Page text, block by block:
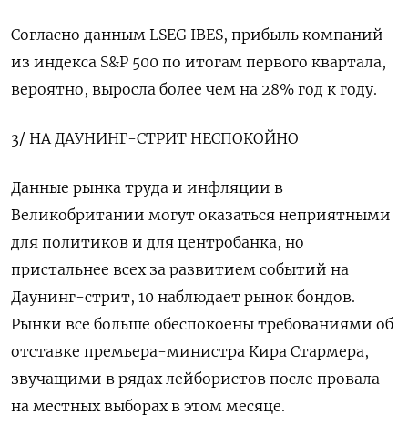
Согласно данным LSEG IBES, прибыль компаний
из индекса S&P 500 по итогам первого квартала,
вероятно, выросла более чем на 28% год к году.
3/ НА ДАУНИНГ-СТРИТ НЕСПОКОЙНО
Данные рынка ‌труда и инфляции в
Великобритании могут оказаться неприятными
для политиков и для центробанка, но
пристальнее всех за развитием событий на
Даунинг-стрит, 10 наблюдает рынок бондов.
Рынки все больше обеспокоены требованиями об
отставке премьера-министра Кира Стармера,
звучащими в рядах лейбористов после провала
на местных выборах в этом месяце.